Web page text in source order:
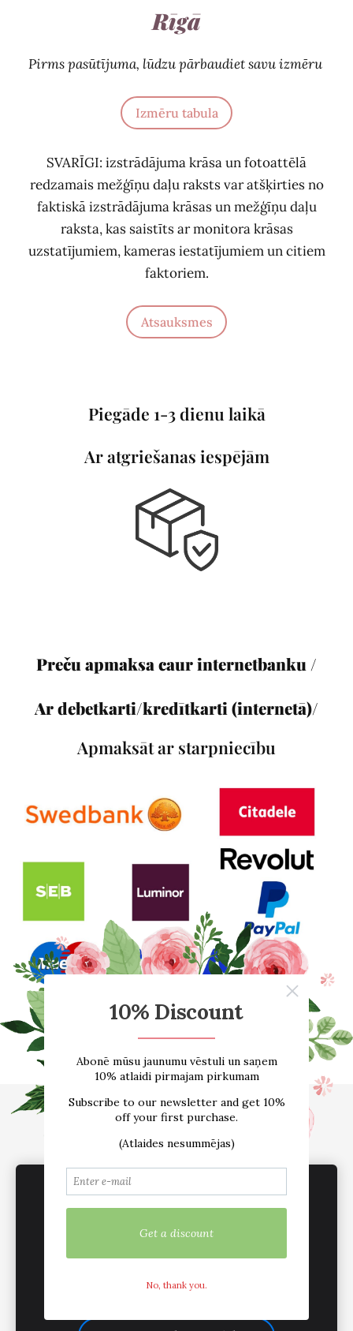
Rīgā
Pirms pasūtījuma, lūdzu pārbaudiet savu izmēru
Izmēru tabula
SVARĪGI: izstrādājuma krāsa un fotoattēlā
redzamais mežģīņu daļu raksts var atšķirties no
faktiskā izstrādājuma krāsas un mežģīņu daļu
raksta, kas saistīts ar monitora krāsas
uzstatījumiem, kameras iestatījumiem un citiem
faktoriem.
Atsauksmes
Piegāde 1-3 dienu laikā
Ar atgriešanas iespējām
Preču apmaksa caur internetbanku /
Ar debetkarti/kredītkarti (internetā)/
Apmaksāt ar starpniecību
E-VEIKALS
Par mums
Atsauksmes
Blogs
Izmēru tabula
Kontakti
Piegāde
Noteikumi
Customize
Accept all